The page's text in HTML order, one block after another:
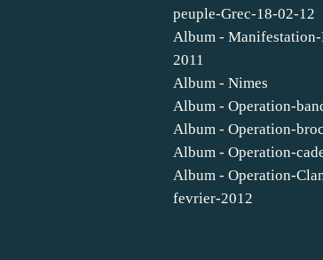
peuple-Grec-18-02-12
Album - Manifestation-
2011
Album - Nimes
Album - Operation-
Album - Operation-
Album - Operation-
Album - Operation-
fevrier-2012